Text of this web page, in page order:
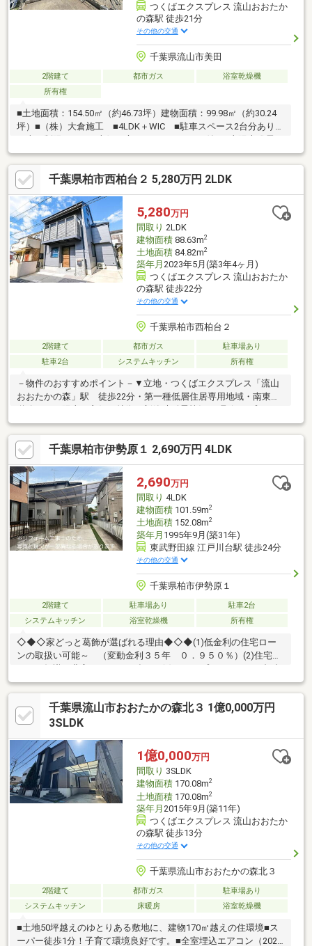
つくばエクスプレス 流山おおたか
の森駅 徒歩21分
その他の交通
千葉県流山市美田
2階建て 都市ガス
浴室乾燥機
所有権
■土地面積：154.50㎡（約46.73坪）建物面積：99.98㎡（約30.24
坪）■（株）大倉施工 ■4LDK＋WIC ■駐車スペース2台分あり
（車種制限あり） ■南側の庭にはウッドデッキ付 ■太陽光発電シ
ステム（2013年10月頃設置） ■複層ガラス・ドア電子錠対応、
雨天でも洗濯干しに便利な「ホスクリーン」リビングに設置 ■
ウルトラファインバブル・マイクロバブル浴槽 ■全室計5台エア
コン設置済 ■2022年12月外壁・屋根塗装工事済 ■2026年2月給
湯器交換済 ■2026年2月ガス衣類乾燥機設置済
千葉県柏市西柏台２ 5,280万円 2LDK
5,280万円
間取り 2LDK
建物面積88.63m2
土地面積84.82m2
築年月 2023年5月(築3年4ヶ月)
つくばエクスプレス 流山おおたか
の森駅 徒歩22分
その他の交通
千葉県柏市西柏台２
2階建て 都市ガス
駐車場あり
駐車2台
システムキッチン 所有権
－物件のおすすめポイント－▼立地・つくばエクスプレス「流山
おおたかの森」駅 徒歩22分・第一種低層住居専用地域・南東側
シーに配慮された2階リビング設計・リビング天井高は約2.6m・
家族が集うLDKは3面採光、一部吹抜け仕様・玄関ホールはゆとり
ある設計・季節物等を収納可能な小屋裏収納が2か所有・駐車2台
可能(車種による)▼設備・床には無垢材を使用・食洗機・IHコン
ロ・温水洗浄便座▼周辺環境・スーパー「セレクション西原店」
徒歩6分(約480m)・スーパー「マルエツ初石店」徒歩10分(780ｍ)
千葉県柏市伊勢原１ 2,690万円 4LDK
2,690万円
間取り 4LDK
建物面積101.59m2
土地面積152.08m2
築年月 1995年9月(築31年)
東武野田線 江戸川台駅 徒歩24分
その他の交通
千葉県柏市伊勢原１
2階建て 駐車場あり
駐車2台
システムキッチン
浴室乾燥機 所有権
◇◆◇家どっと葛飾が選ばれる理由◆◇◆(1)低金利の住宅ロー
ンの取扱い可能～ （変動金利３５年 ０．９５０％）(2)住宅ロ
ーンの知識が豊富でローンに強い～(3)ライフプランナーとの打合
せが出来る～（無料）～【今のお客様のご状況をお聞かせくださ
い】～◆毎月支払う住居費って自分達はいくらなら大丈夫かな。
◆歳を重ねてもずっと安心して暮らせる場所がいい！◆購入はし
たいけど、手続きとか税金とか色々心配。期待も大きい反面、悩
悩んできた数が多い私達だから解決出来る問題があります。
千葉県流山市おおたかの森北３ 1億0,000万円
3SLDK
1億0,000万円
間取り 3SLDK
建物面積170.08m2
土地面積170.08m2
築年月 2015年9月(築11年)
つくばエクスプレス 流山おおたか
の森駅 徒歩13分
その他の交通
千葉県流山市おおたかの森北３
2階建て 都市ガス
駐車場あり
システムキッチン
床暖房 浴室乾燥機
■土地50坪越えのゆとりある敷地に、建物170㎡越えの住環境■ス
ーパー徒歩1分！子育て環境良好です。■全室埋込エアコン（2025